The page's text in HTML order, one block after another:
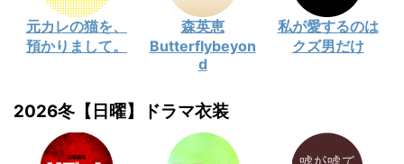
元カレの猫を、
預かりまして。
森英恵
Butterflybeyon
d
私が愛するのは
クズ男だけ
2026冬【日曜】ドラマ衣装